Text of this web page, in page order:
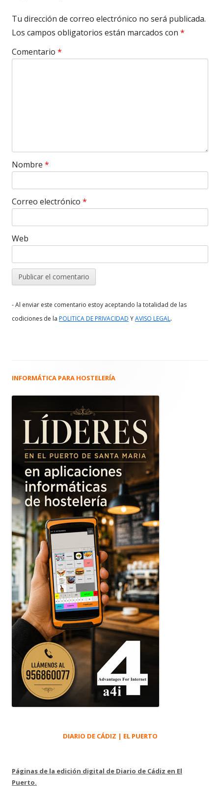
Tu dirección de correo electrónico no será publicada.
Los campos obligatorios están marcados con *
Comentario *
Nombre *
Correo electrónico *
Web
- Al enviar este comentario estoy aceptando la totalidad de las
codiciones de la POLITICA DE PRIVACIDAD YAVISO LEGAL.
Barra
principal
INFORMÁTICA PARA HOSTELERÍA
DIARIO DE CÁDIZ | EL PUERTO
Páginas de la edición digital de Diario de Cádiz en El
Puerto.